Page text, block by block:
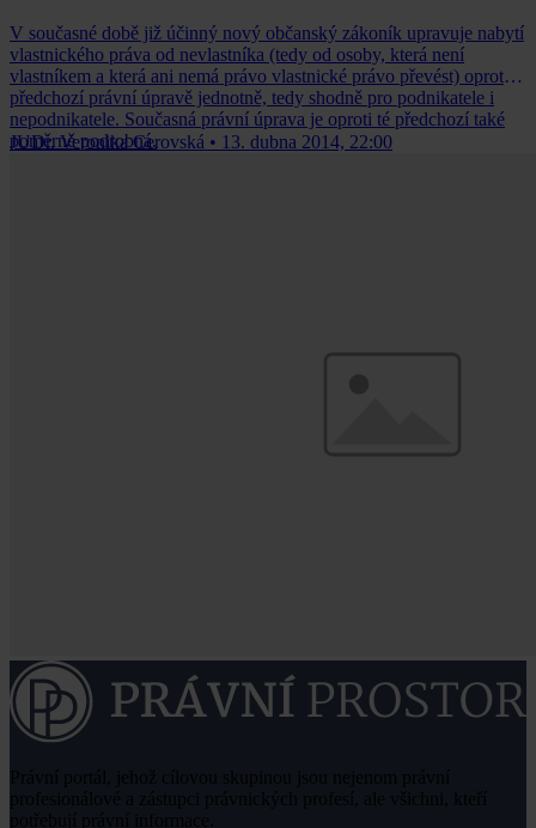
V současné době již účinný nový občanský zákoník upravuje nabytí
vlastnického práva od nevlastníka (tedy od osoby, která není
vlastníkem a která ani nemá právo vlastnické právo převést) oproti
předchozí právní úpravě jednotně, tedy shodně pro podnikatele i
nepodnikatele. Současná právní úprava je oproti té předchozí také
poměrně podrobná.
JUDr. Veronika Cerovská • 13. dubna 2014, 22:00